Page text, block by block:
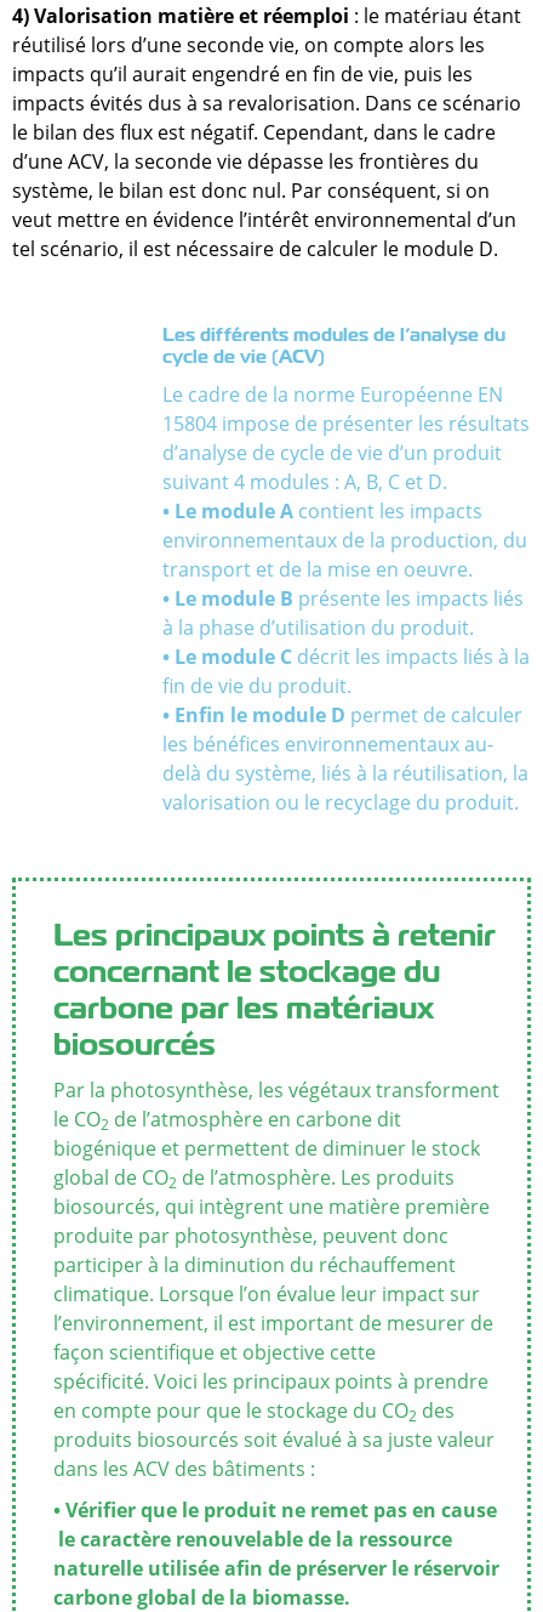
4) Valorisation matière et réemploi : le matériau étant
réutilisé lors d’une seconde vie, on compte alors les
impacts qu’il aurait engendré en fin de vie, puis les
impacts évités dus à sa revalorisation. Dans ce scénario
le bilan des flux est négatif. Cependant, dans le cadre
d’une ACV, la seconde vie dépasse les frontières du
système, le bilan est donc nul. Par conséquent, si on
veut mettre en évidence l’intérêt environnemental d’un
tel scénario, il est nécessaire de calculer le module D.
Les différents modules de l’analyse du
cycle de vie (ACV)
Le cadre de la norme Européenne EN
15804 impose de présenter les résultats
d’analyse de cycle de vie d’un produit
suivant 4 modules : A, B, C et D.
• Le module A contient les impacts
environnementaux de la production, du
transport et de la mise en oeuvre.
• Le module B présente les impacts liés
à la phase d’utilisation du produit.
• Le module C décrit les impacts liés à la
fin de vie du produit.
• Enfin le module D permet de calculer
les bénéfices environnementaux au-
delà du système, liés à la réutilisation, la
valorisation ou le recyclage du produit.
Les principaux points à retenir
concernant le stockage du
carbone par les matériaux
biosourcés
Par la photosynthèse, les végétaux transforment
le CO2 de l’atmosphère en carbone dit
biogénique et permettent de diminuer le stock
global de CO2 de l’atmosphère. Les produits
biosourcés, qui intègrent une matière première
produite par photosynthèse, peuvent donc
participer à la diminution du réchauffement
climatique. Lorsque l’on évalue leur impact sur
l’environnement, il est important de mesurer de
façon scientifique et objective cette
spécificité. Voici les principaux points à prendre
en compte pour que le stockage du CO2 des
produits biosourcés soit évalué à sa juste valeur
dans les ACV des bâtiments :
• Vérifier que le produit ne remet pas en cause
le caractère renouvelable de la ressource
naturelle utilisée afin de préserver le réservoir
carbone global de la biomasse.